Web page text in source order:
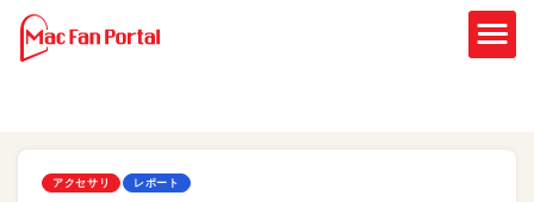
アクセサリ レポート